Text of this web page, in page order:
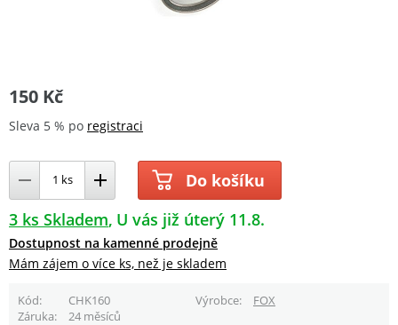
150 Kč
Sleva 5 % po registraci
Do košíku
3 ks Skladem U vás již úterý 11.8.
Dostupnost na kamenné prodejně
Mám zájem o více ks, než je skladem
Kód CHK160 Výrobce
FOX
Záruka
24 měsíců